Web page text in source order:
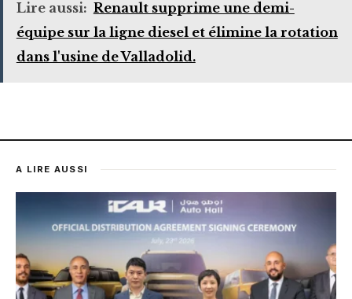
Lire aussi: Renault supprime une demi-
équipe sur la ligne diesel et élimine la rotation
dans l'usine de Valladolid.
A LIRE AUSSI